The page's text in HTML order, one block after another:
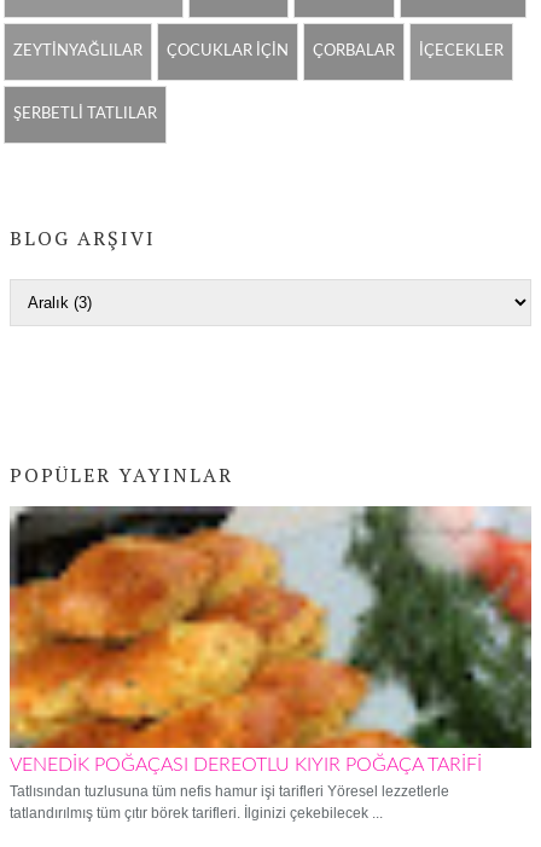
ZEYTİNYAĞLILAR ÇOCUKLAR İÇİN ÇORBALAR İÇECEKLER
ŞERBETLİ TATLILAR
BLOG ARŞIVI
POPÜLER YAYINLAR
VENEDİK POĞAÇASI DEREOTLU KIYIR POĞAÇA TARİFİ
Tatlısından tuzlusuna tüm nefis hamur işi tarifleri Yöresel lezzetlerle
tatlandırılmış tüm çıtır börek tarifleri. İlginizi çekebilecek ...